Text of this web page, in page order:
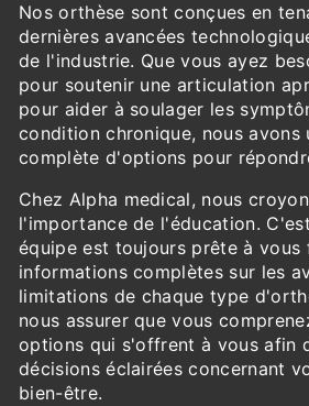
Nos orthèse sont conçues en
dernières avancées
de l'industrie. Que vous ayez
pour soutenir une articulation
pour aider à soulager les
condition chronique, nous avons
complète d'options pour
Chez Alpha medical, nous
l'importance de l'éducation.
équipe est toujours prête à vous
informations complètes sur les
limitations de chaque type
nous assurer que vous
options qui s'offrent à vous afin
décisions éclairées concernant
bien-être.